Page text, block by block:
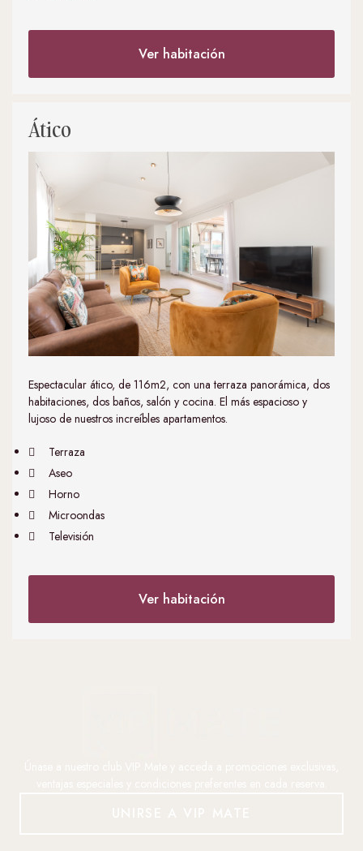
Ver habitación
Ático
Espectacular ático, de 116m2, con una terraza panorámica, dos
habitaciones, dos baños, salón y cocina. El más espacioso y
lujoso de nuestros increíbles apartamentos.
Terraza
Aseo
Horno
Microondas
Televisión
Ver habitación